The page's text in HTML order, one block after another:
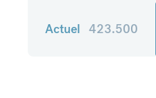
Actuel 423.500